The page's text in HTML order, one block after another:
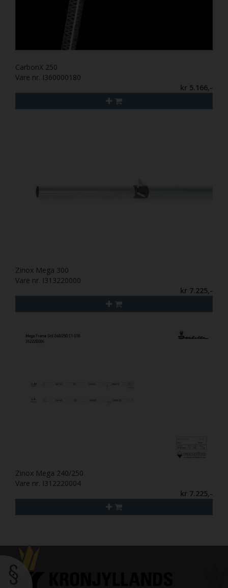
CarbonX 250
Vare nr. I360000180
kr 5.166,-
Zinox Mega 300
Vare nr. I313220000
kr 7.225,-
Zinox Mega 240/250
Vare nr. I312220004
kr 7.225,-